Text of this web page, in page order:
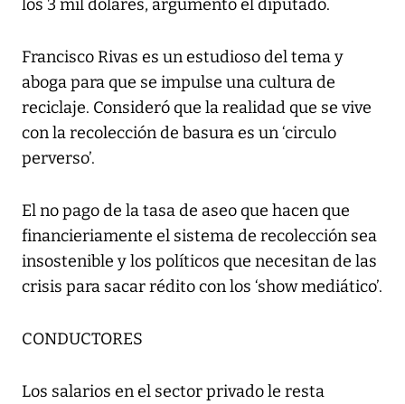
los 3 mil dólares, argumentó el diputado.
Francisco Rivas es un estudioso del tema y
aboga para que se impulse una cultura de
reciclaje. Consideró que la realidad que se vive
con la recolección de basura es un ‘circulo
perverso’.
El no pago de la tasa de aseo que hacen que
financieriamente el sistema de recolección sea
insostenible y los políticos que necesitan de las
crisis para sacar rédito con los ‘show mediático’.
CONDUCTORES
Los salarios en el sector privado le resta